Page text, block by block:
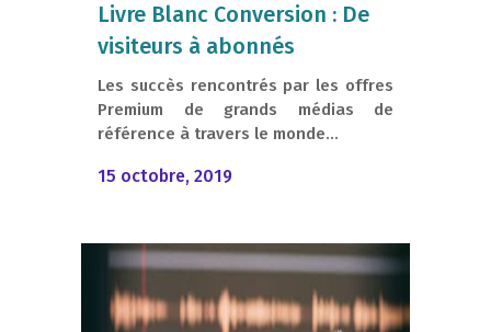
Livre Blanc Conversion : De
visiteurs à abonnés
Les succès rencontrés par les offres
Premium de grands médias de
référence à travers le monde...
15 octobre, 2019